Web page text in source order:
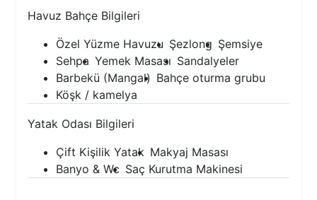
Havuz Bahçe Bilgileri
Özel Yüzme Havuzu Şezlong Şemsiye
Sehpa Yemek Masası Sandalyeler
Barbekü (Mangal) Bahçe oturma grubu
Köşk / kamelya
Yatak Odası Bilgileri
Çift Kişilik Yatak Makyaj Masası
Banyo & Wc Saç Kurutma Makinesi